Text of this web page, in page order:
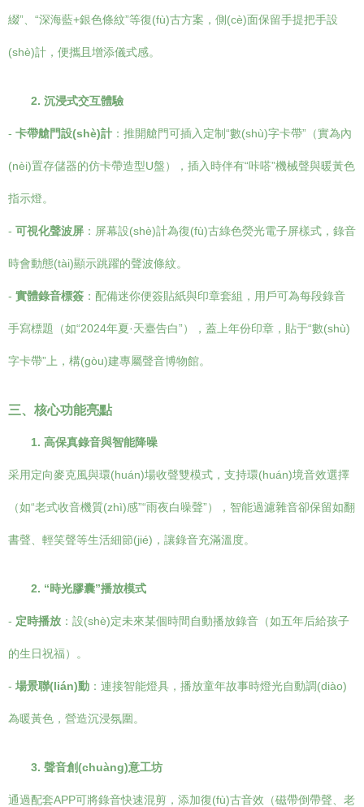
綴”、“深海藍+銀色條紋”等復(fù)古方案，側(cè)面保留手提把手設
(shè)計，便攜且增添儀式感。
2. 沉浸式交互體驗
- 卡帶艙門設(shè)計 ：推開艙門可插入定制“數(shù)字卡帶”（實為內
(nèi)置存儲器的仿卡帶造型U盤），插入時伴有“咔嗒”機械聲與暖黃色
指示燈。
- 可視化聲波屏 ：屏幕設(shè)計為復(fù)古綠色熒光電子屏樣式，錄音
時會動態(tài)顯示跳躍的聲波條紋。
- 實體錄音標簽 ：配備迷你便簽貼紙與印章套組，用戶可為每段錄音
手寫標題（如“2024年夏·天臺告白”），蓋上年份印章，貼于“數(shù)
字卡帶”上，構(gòu)建專屬聲音博物館。
三、核心功能亮點
1. 高保真錄音與智能降噪
采用定向麥克風與環(huán)場收聲雙模式，支持環(huán)境音效選擇
（如“老式收音機質(zhì)感”“雨夜白噪聲”），智能過濾雜音卻保留如翻
書聲、輕笑聲等生活細節(jié)，讓錄音充滿溫度。
2. “時光膠囊”播放模式
- 定時播放 ：設(shè)定未來某個時間自動播放錄音（如五年后給孩子
的生日祝福）。
- 場景聯(lián)動 ：連接智能燈具，播放童年故事時燈光自動調(diào)
為暖黃色，營造沉浸氛圍。
3. 聲音創(chuàng)意工坊
通過配套APP可將錄音快速混剪，添加復(fù)古音效（磁帶倒帶聲、老